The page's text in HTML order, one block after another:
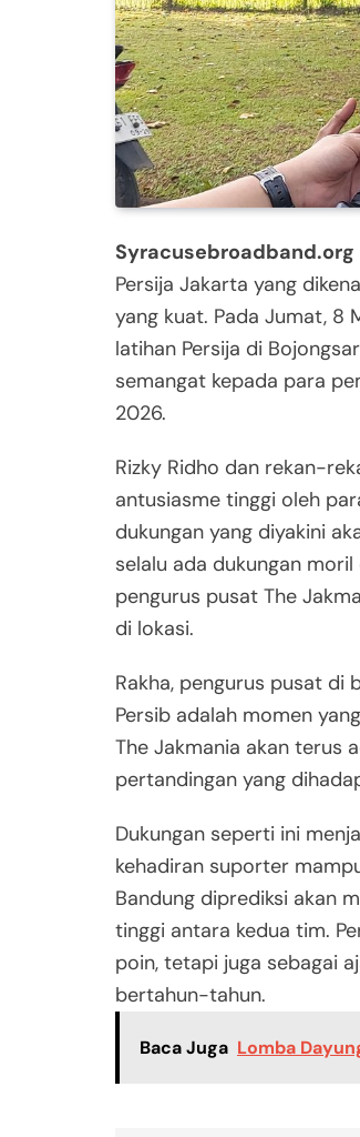
Syracusebroadband.org
Persija Jakarta yang
yang kuat. Pada Jumat, 8
latihan Persija di
semangat kepada para
2026.
Rizky Ridho dan rekan-
antusiasme tinggi oleh
dukungan yang diyakini
selalu ada dukungan
pengurus pusat The
di lokasi.
Rakha, pengurus pusat di
Persib adalah momen
The Jakmania akan terus
pertandingan yang
Dukungan seperti ini
kehadiran suporter
Bandung diprediksi akan
tinggi antara kedua tim.
poin, tetapi juga sebagai
bertahun-tahun.
Baca Juga Lomba